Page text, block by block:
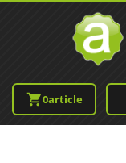
0article